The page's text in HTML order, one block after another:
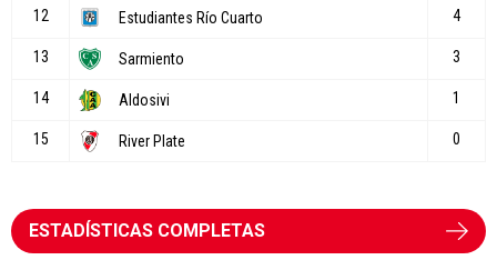
ESTADÍSTICAS COMPLETAS